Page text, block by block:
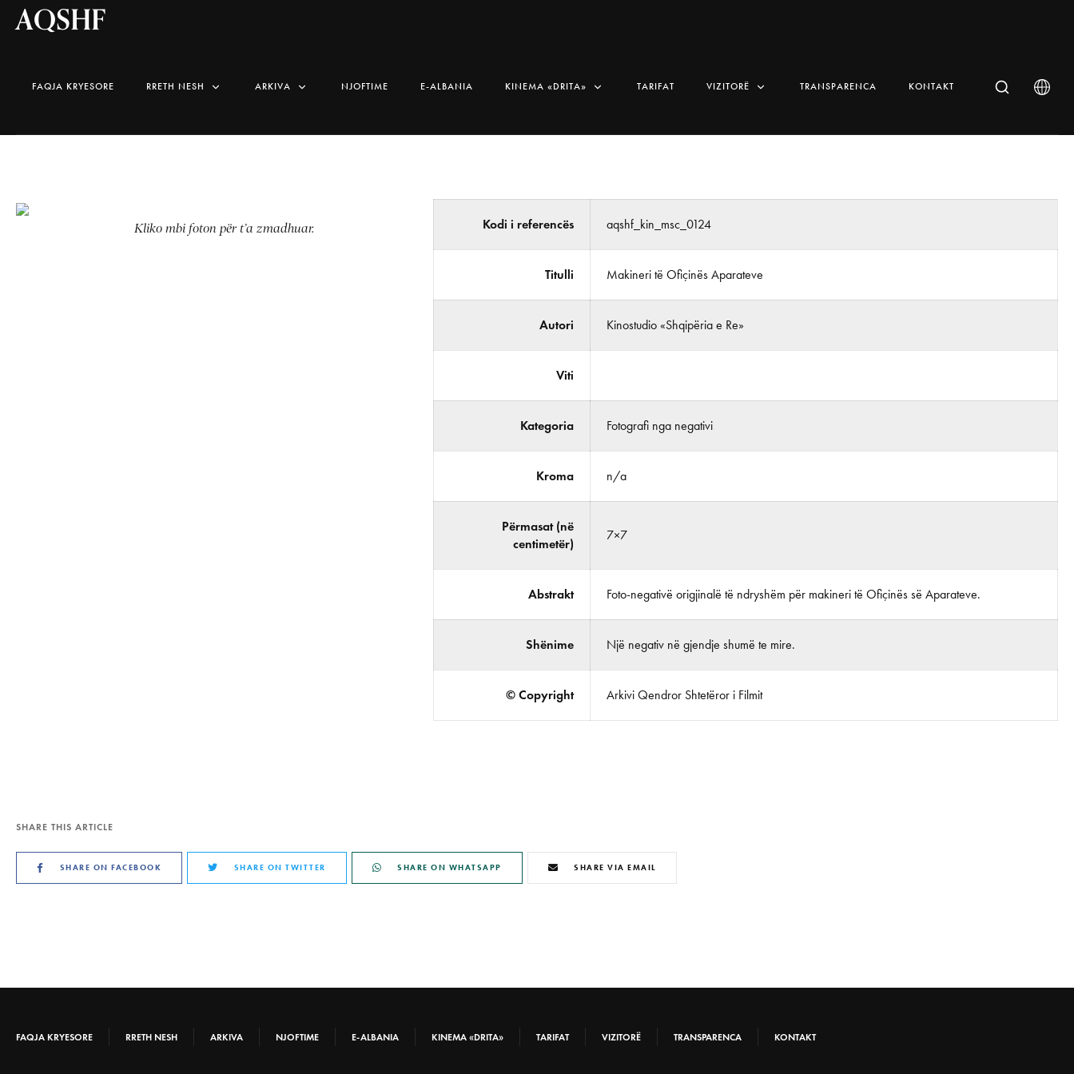
AQSHF
FAQJA KRYESORE RRETH NESH ARKIVA NJOFTIME E-ALBANIA KINEMA «DRITA» TARIFAT VIZITORË TRANSPARENCA KONTAKT
Kliko mbi foton për t’a zmadhuar. Kodi i referencës aqshf_kin_msc_0124
Titulli Makineri të Ofiçinës Aparateve
Autori Kinostudio «Shqipëria e Re»
Viti
Kategoria Fotografi nga negativi
Kroma n/a
Përmasat (në
centimetër)
7×7
Abstrakt Foto-negativë origjinalë të ndryshëm për makineri të Ofiçinës së Aparateve.
Shënime Një negativ në gjendje shumë te mire.
© Copyright Arkivi Qendror Shtetëror i Filmit
SHARE THIS ARTICLE
SHARE ON FACEBOOK SHARE ON TWITTER SHARE ON WHATSAPP SHARE VIA EMAIL
FAQJA KRYESORE RRETH NESH ARKIVA NJOFTIME E-ALBANIA KINEMA «DRITA» TARIFAT VIZITORË TRANSPARENCA KONTAKT